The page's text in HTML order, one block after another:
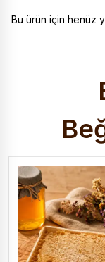
Bu ürün için henüz